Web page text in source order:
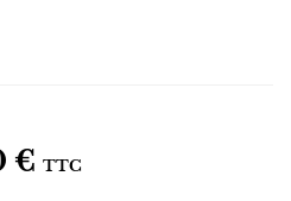
€ TTC